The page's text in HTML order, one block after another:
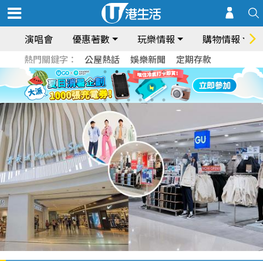
演唱會 優惠著數 玩樂情報 購物情報
熱門關鍵字： 公屋熱話 娛樂新聞 定期存款